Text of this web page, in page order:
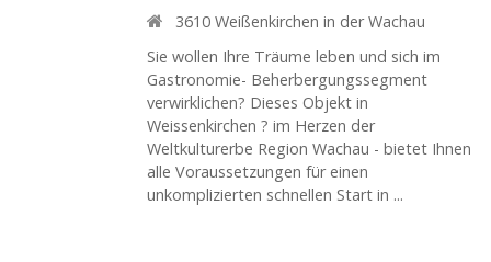
3610 Weißenkirchen in der Wachau
Sie wollen Ihre Träume leben und sich im
Gastronomie- Beherbergungssegment
verwirklichen? Dieses Objekt in
Weissenkirchen ? im Herzen der
Weltkulturerbe Region Wachau - bietet Ihnen
alle Voraussetzungen für einen
unkomplizierten schnellen Start in ...